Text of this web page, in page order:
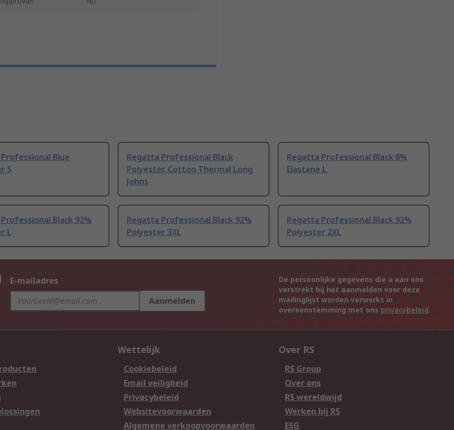
Blue
S
Regatta Professional Black
Polyester, Cotton Thermal Long
Johns
Regatta Professional Black 8%
Elastane L
Black 92%
L
Regatta Professional Black 92%
Polyester 3XL
Regatta Professional Black 92%
Polyester 2XL
E-mailadres
Aanmelden
De persoonlijke gegevens die u aan ons
verstrekt bij het aanmelden voor deze
mailinglijst worden verwerkt in
overeenstemming met ons privacybeleid.
Wettelijk
Cookiebeleid
Email veiligheid
Privacybeleid
Websitevoorwaarden
Algemene verkoopvoorwaarden
Over RS
RS Group
Over ons
RS wereldwijd
Werken bij RS
ESG